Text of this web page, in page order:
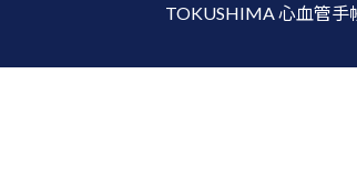
TOKUSHIMA 心血管